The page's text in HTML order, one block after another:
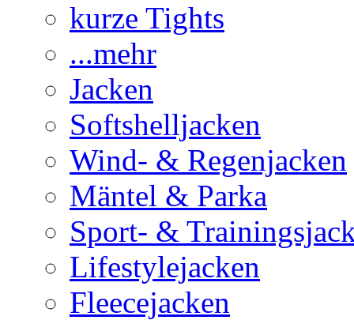
kurze Tights
...mehr
Jacken
Softshelljacken
Wind- & Regenjacken
Mäntel & Parka
Sport- &
Lifestylejacken
Fleecejacken